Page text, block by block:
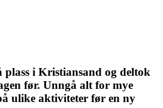
plass i Kristiansand og deltok
før. Unngå alt for mye
ulike aktiviteter før en ny